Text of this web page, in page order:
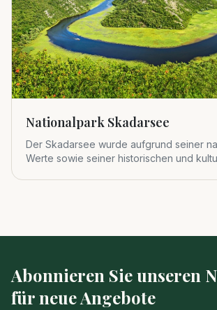
Nationalpark Skadarsee
Der Skadarsee wurde aufgrund seiner
Werte sowie seiner historischen und
Abonnieren Sie unseren
für neue Angebote